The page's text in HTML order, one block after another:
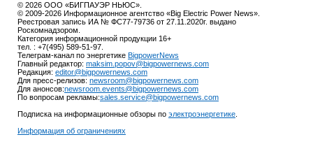
© 2026 ООО «БИГПАУЭР НЬЮС».
© 2009-2026 Информационное агентство «Big Electric Power News».
Реестровая запись ИА № ФС77-79736 от 27.11.2020г. выдано
Роскомнадзором.
Категория информационной продукции 16+
тел. : +7(495) 589-51-97.
Телеграм-канал по энергетике BigpowerNews
Главный редактор: maksim.popov@bigpowernews.com
Редакция: editor@bigpowernews.com
Для пресс-релизов: newsroom@bigpowernews.com
Для анонсов:newsroom.events@bigpowernews.com
По вопросам рекламы:sales.service@bigpowernews.com
Подписка на информационные обзоры по электроэнергетике
Информация об ограничениях